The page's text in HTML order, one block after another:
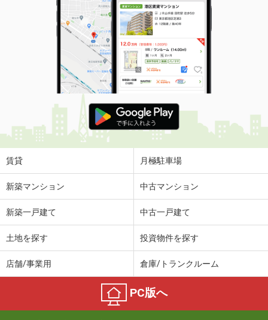
賃貸 月極駐車場
新築マンション 中古マンション
新築一戸建て 中古一戸建て
土地を探す 投資物件を探す
店舗/事業用 倉庫/トランクルーム
PC版へ